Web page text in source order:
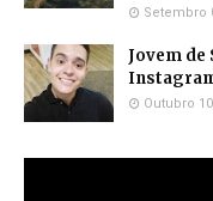
Setembro
Jovem de
Outubro